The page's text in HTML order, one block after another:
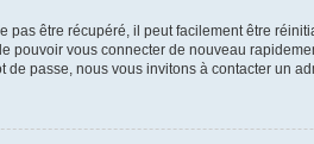
être récupéré, il peut facilement être
pouvoir vous connecter de nouveau
passe, nous vous invitons à contacter un